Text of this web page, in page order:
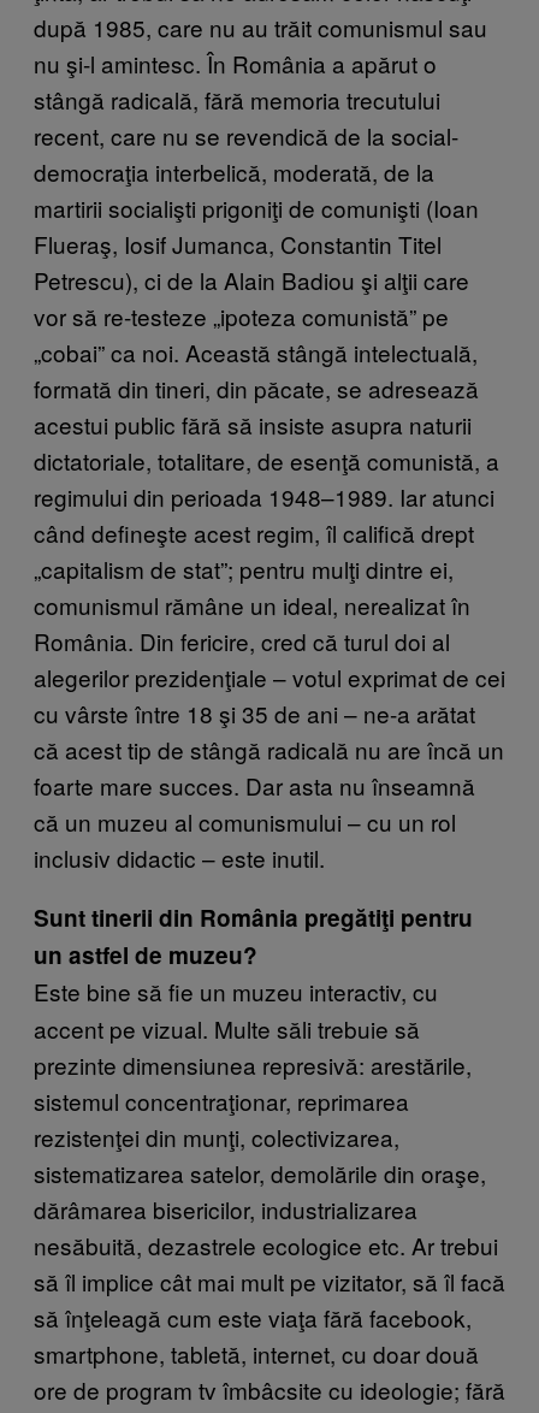
după 1985, care nu au trăit comunismul sau
nu şi-l amintesc. În România a apărut o
stângă radicală, fără memoria trecutului
recent, care nu se revendică de la social-
democraţia interbelică, moderată, de la
martirii socialişti prigoniţi de comunişti (Ioan
Flueraş, Iosif Jumanca, Constantin Titel
Petrescu), ci de la Alain Badiou şi alţii care
vor să re-testeze „ipoteza comunistă” pe
„cobai” ca noi. Această stângă intelectuală,
formată din tineri, din păcate, se adresează
acestui public fără să insiste asupra naturii
dictatoriale, totalitare, de esenţă comunistă, a
regimului din perioada 1948–1989. Iar atunci
când defineşte acest regim, îl califică drept
„capitalism de stat”; pentru mulţi dintre ei,
comunismul rămâne un ideal, nerealizat în
România. Din fericire, cred că turul doi al
alegerilor prezidenţiale – votul exprimat de cei
cu vârste între 18 şi 35 de ani – ne-a arătat
că acest tip de stângă radicală nu are încă un
foarte mare succes. Dar asta nu înseamnă
că un muzeu al comunismului – cu un rol
inclusiv didactic – este inutil.
Sunt tinerii din România pregătiţi pentru
un astfel de muzeu?
Este bine să fie un muzeu interactiv, cu
accent pe vizual. Multe săli trebuie să
prezinte dimensiunea represivă: arestările,
sistemul concentraţionar, reprimarea
rezistenţei din munţi, colectivizarea,
sistematizarea satelor, demolările din oraşe,
dărâmarea bisericilor, industrializarea
nesăbuită, dezastrele ecologice etc. Ar trebui
să îl implice cât mai mult pe vizitator, să îl facă
să înţeleagă cum este viaţa fără facebook,
smartphone, tabletă, internet, cu doar două
ore de program tv îmbâcsite cu ideologie; fără